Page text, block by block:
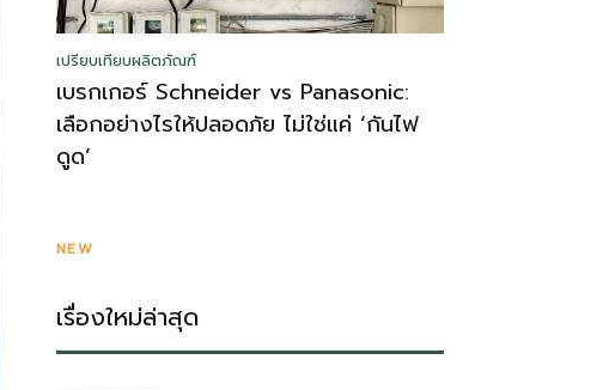
เปรียบเทียบผลิตภัณฑ์
เบรกเกอร์ Schneider vs Panasonic:
เลือกอย่างไรให้ปลอดภัย ไม่ใช่แค่ ‘กันไฟ
ดูด’
NEW
เรื่องใหม่ล่าสุด